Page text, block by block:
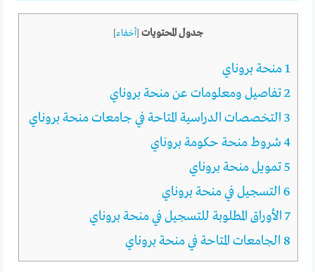
جدول المحتويات [أخفاء]
1منحة بروناي
2تفاصيل ومعلومات عن منحة بروناي
3 التخصصات الدراسية المتاحة في جامعات منحة بروناي
4 شروط منحة حكومة بروناي
5تمويل منحة بروناي
6 التسجيل في منحة بروناي
7 الأوراق المطلوبة للتسجيل في منحة بروناي
8 الجامعات المتاحة في منحة بروناي